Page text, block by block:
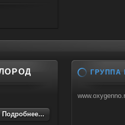
Подробнее...
ГРУППА